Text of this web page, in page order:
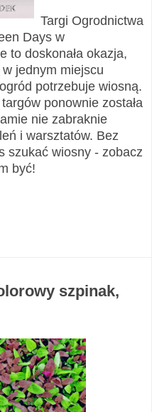
Targi Ogrodnictwa
Days w
to doskonała okazja,
jednym miejscu
ogród potrzebuje wiosną.
ponownie została
nie zabraknie
i warsztatów. Bez
szukać wiosny - zobacz
być!
szpinak,